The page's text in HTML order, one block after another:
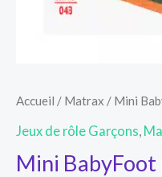
Accueil / Matrax / Mini
Jeux de rôle Garçons
Mini